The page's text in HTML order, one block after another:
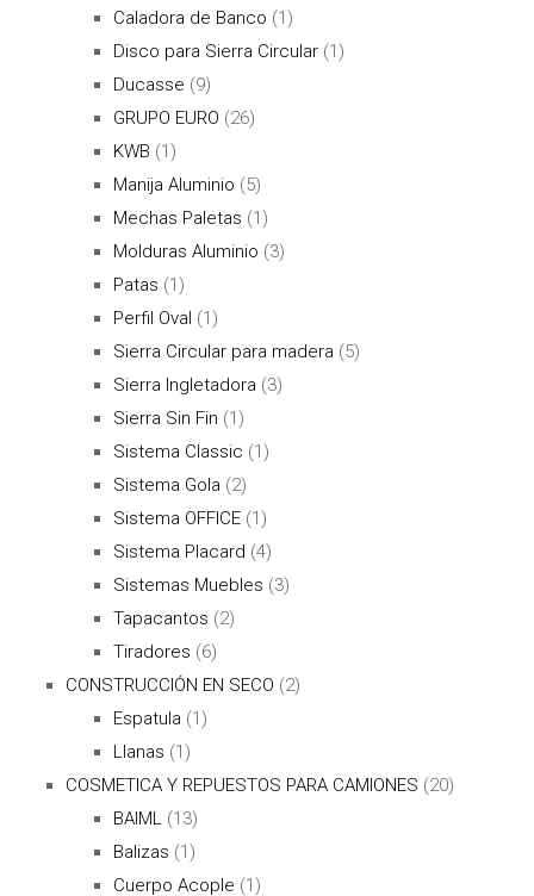
Caladora de Banco (1)
Disco para Sierra Circular (1)
Ducasse (9)
GRUPO EURO (26)
KWB (1)
Manija Aluminio (5)
Mechas Paletas (1)
Molduras Aluminio (3)
Patas (1)
Perfil Oval (1)
Sierra Circular para madera (5)
Sierra Ingletadora (3)
Sierra Sin Fin (1)
Sistema Classic (1)
Sistema Gola (2)
Sistema OFFICE (1)
Sistema Placard (4)
Sistemas Muebles (3)
Tapacantos (2)
Tiradores (6)
CONSTRUCCIÓN EN SECO (2)
Espatula (1)
Llanas (1)
COSMETICA Y REPUESTOS PARA CAMIONES (20)
BAIML
(13)
Balizas (1)
Cuerpo Acople (1)